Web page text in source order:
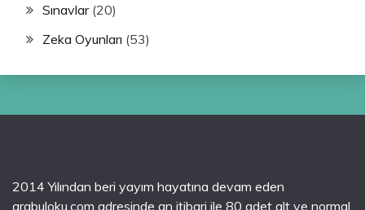
Sınavlar(20)
Zeka Oyunları (53)
2014 Yılından beri yayım hayatına devam eden
arabuloku.com adresinde an itibari ile 80 adet alt ve normal